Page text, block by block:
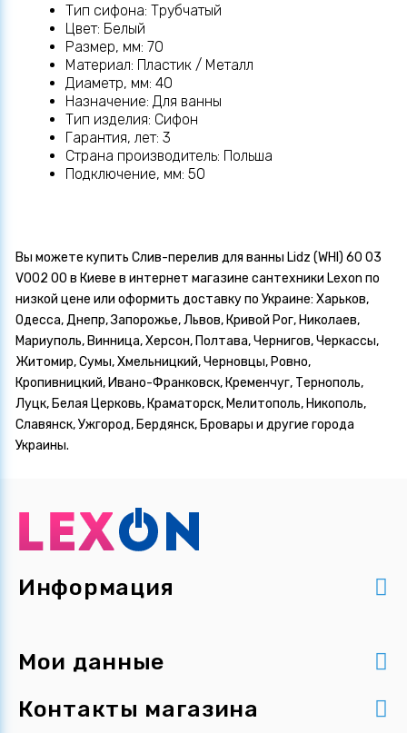
Тип сифона: Трубчатый
Цвет: Белый
Размер, мм: 70
Материал: Пластик / Металл
Диаметр, мм: 40
Назначение: Для ванны
Тип изделия: Сифон
Гарантия, лет: 3
Страна производитель: Польша
Подключение, мм: 50
Вы можете купить Слив-перелив для ванны Lidz (WHI) 60 03
V002 00 в Киеве в интернет магазине сантехники Lexon по
низкой цене или оформить доставку по Украине: Харьков,
Одесса, Днепр, Запорожье, Львов, Кривой Рог, Николаев,
Мариуполь, Винница, Херсон, Полтава, Чернигов, Черкассы,
Житомир, Сумы, Хмельницкий, Черновцы, Ровно,
Кропивницкий, Ивано-Франковск, Кременчуг, Тернополь,
Луцк, Белая Церковь, Краматорск, Мелитополь, Никополь,
Славянск, Ужгород, Бердянск, Бровары и другие города
Украины.
Информация
Мои данные
Контакты магазина